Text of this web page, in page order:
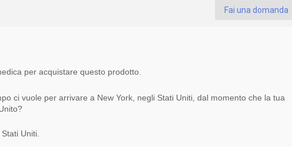
Fai una domanda
per acquistare questo prodotto.
ci vuole per arrivare a New York, negli Stati Uniti, dal momento che la tua
Uniti.